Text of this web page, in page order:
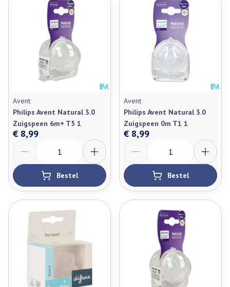
Avent
Philips Avent Natural 3.0
Zuigspeen 6m+ T5 1
€ 8,99
Bestel
Avent
Philips Avent Natural 3.0
Zuigspeen 0m T1 1
€ 8,99
Bestel